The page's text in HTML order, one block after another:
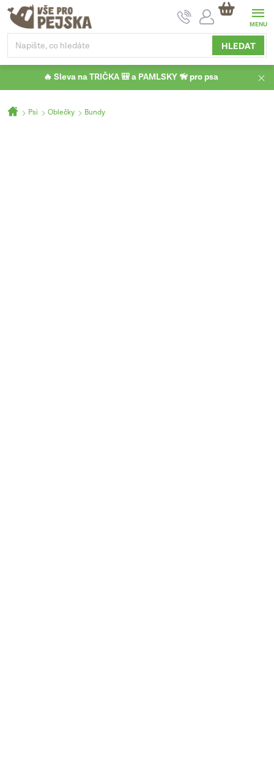
Přejít
obsah
HLEDAT
NÁKUPNÍ
KOŠÍK
🔥 Sleva na TRIČKA 🎒 a PAMLSKY 🦮 pro psa
Domů
Psi Oblečky Bundy